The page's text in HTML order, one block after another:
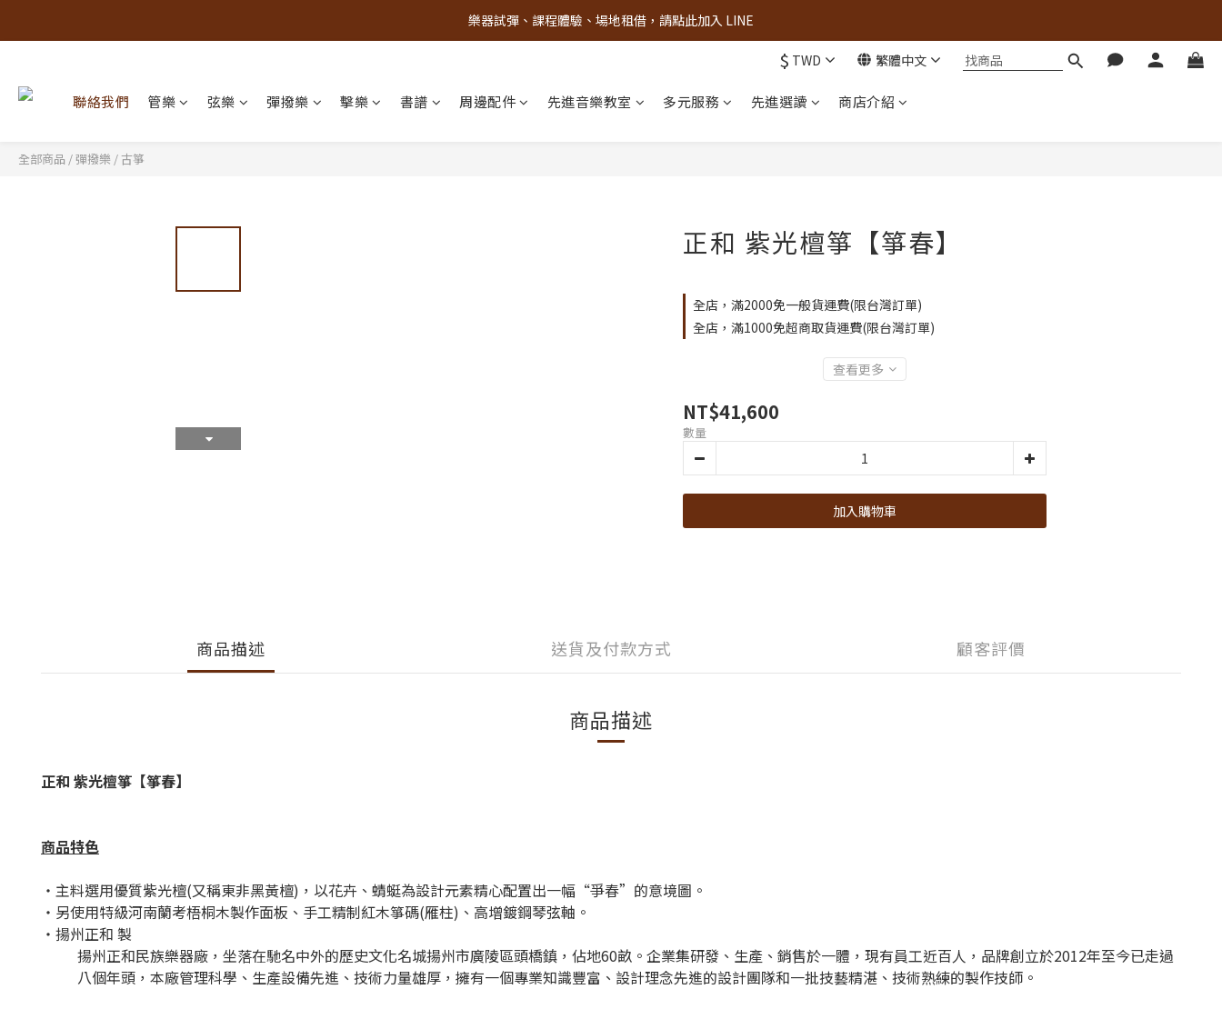
古亭門市 + 先進音樂教室週末假日皆有營業
樂器試彈、課程體驗、場地租借，請點此加入 LINE
$ TWD 繁體中文
聯絡我們 管樂 弦樂 彈撥樂 擊樂 書譜 周邊配件 先進音樂教室 多元服務 先進選讀 商店介紹
全部商品 /彈撥樂 /古箏
正和 紫光檀箏【箏春】
全店，滿2000免一般貨運費(限台灣訂單)
全店，滿1000免超商取貨運費(限台灣訂單)
查看更多
NT$41,600
數量
加入購物車
商品描述 送貨及付款方式 顧客評價
商品描述
正和 紫光檀箏【箏春】
商品特色
・主料選用優質紫光檀(又稱東非黑黃檀)，以花卉、蜻蜓為設計元素精心配置出一幅“爭春”的意境圖。
・另使用特級河南蘭考梧桐木製作面板、手工精制紅木箏碼(雁柱)、高增鍍鋼琴弦軸。
・揚州正和 製
揚州正和民族樂器廠，坐落在馳名中外的歷史文化名城揚州市廣陵區頭橋鎮，佔地60畝。企業集研發、生產、銷售於一體，現有員工近百人，品牌創立於2012年至今已走過
八個年頭，本廠管理科學、生產設備先進、技術力量雄厚，擁有一個專業知識豐富、設計理念先進的設計團隊和一批技藝精湛、技術熟練的製作技師。